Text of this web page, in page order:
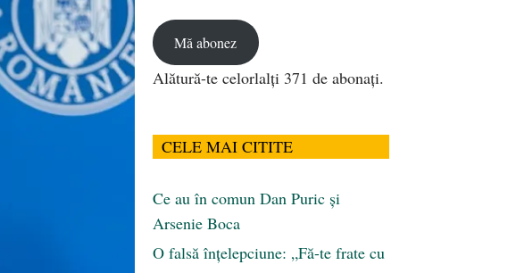
Mă abonez
Alătură-te celorlalți 371 de abonați.
CELE MAI CITITE
Ce au în comun Dan Puric şi
Arsenie Boca
O falsă înțelepciune: „Fă-te frate cu